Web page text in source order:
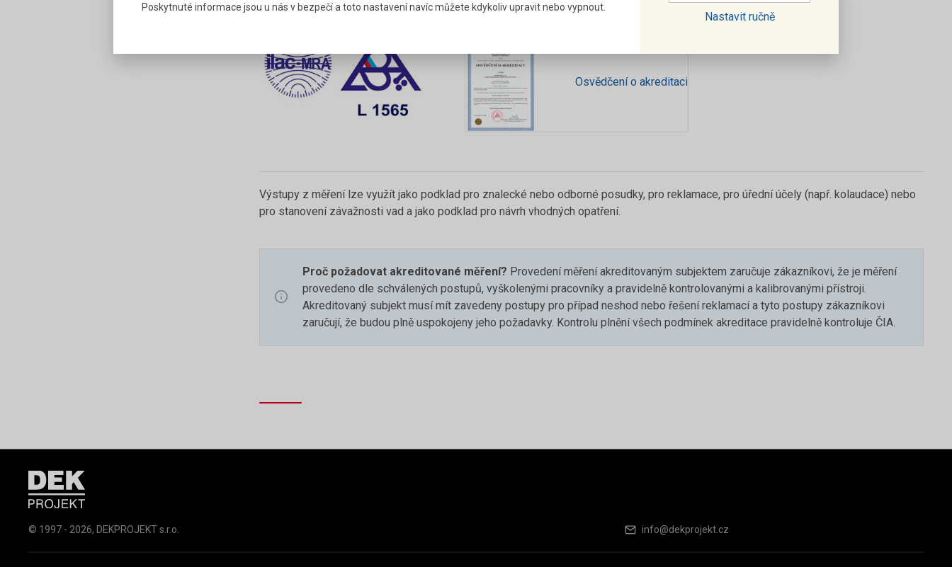
Osvědčení o akreditaci
Výstupy z měření lze využít jako podklad pro znalecké nebo odborné posudky, pro reklamace, pro úřední účely (např. kolaudace) nebo
pro stanovení závažnosti vad a jako podklad pro návrh vhodných opatření.
Proč požadovat akreditované měření? Provedení měření akreditovaným subjektem zaručuje zákazníkovi, že je měření
provedeno dle schválených postupů, vyškolenými pracovníky a pravidelně kontrolovanými a kalibrovanými přístroji.
Akreditovaný subjekt musí mít zavedeny postupy pro případ neshod nebo řešení reklamací a tyto postupy zákazníkovi
zaručují, že budou plně uspokojeny jeho požadavky. Kontrolu plnění všech podmínek akreditace pravidelně kontroluje ČIA.
© 1997 - 2026, DEKPROJEKT s.r.o. info@dekprojekt.cz
Poskytnuté informace jsou u nás v bezpečí a toto nastavení navíc můžete kdykoliv upravit nebo vypnout.
Nastavit ručně